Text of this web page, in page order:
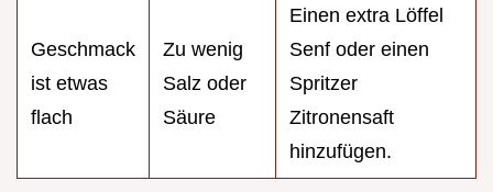
Geschmack
ist etwas
flach
Zu wenig
Salz oder
Säure
Einen extra Löffel
Senf oder einen
Spritzer
Zitronensaft
hinzufügen.